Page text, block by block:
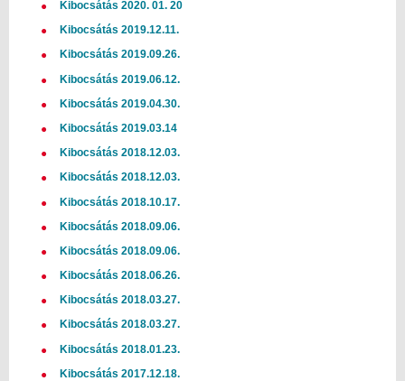
Kibocsátás 2020. 01. 20
Kibocsátás 2019.12.11.
Kibocsátás 2019.09.26.
Kibocsátás 2019.06.12.
Kibocsátás 2019.04.30.
Kibocsátás 2019.03.14
Kibocsátás 2018.12.03.
Kibocsátás 2018.12.03.
Kibocsátás 2018.10.17.
Kibocsátás 2018.09.06.
Kibocsátás 2018.09.06.
Kibocsátás 2018.06.26.
Kibocsátás 2018.03.27.
Kibocsátás 2018.03.27.
Kibocsátás 2018.01.23.
Kibocsátás 2017.12.18.